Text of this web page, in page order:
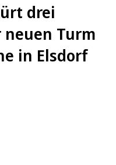
drei
Turm
in Elsdorf